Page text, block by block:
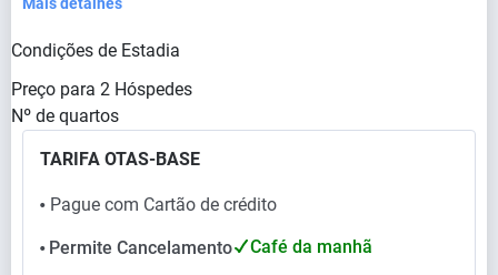
Condições de Estadia
Preço para 2 Hóspedes
Nº de quartos
TARIFA OTAS-BASE
⬤ Pague com Cartão de crédito
⬤ Permite Cancelamento Café da manhã